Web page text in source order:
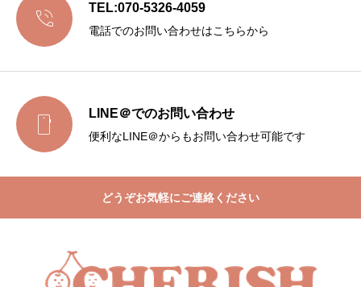
 TEL:070-5326-4059
電話でのお問い合わせはこちらから
 LINE＠でのお問い合わせ
便利なLINE＠からもお問い合わせ可能です
どうぞお気軽にご連絡ください